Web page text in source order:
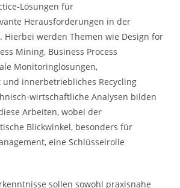
Lösungen für
Herausforderungen in der
Hierbei werden Themen wie Design for
Mining, Business Process
Monitoringlösungen,
innerbetriebliches Recycling
wirtschaftliche Analysen bilden
Arbeiten, wobei der
Blickwinkel, besonders für
eine Schlüsselrolle
sollen sowohl praxisnahe